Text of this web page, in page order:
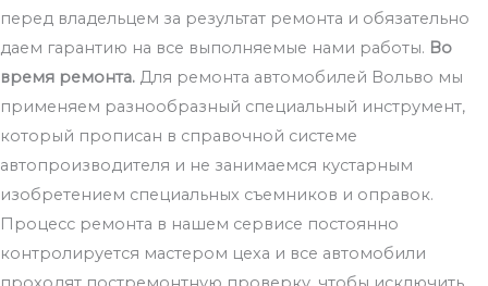
перед владельцем за результат ремонта и обязательно
даем гарантию на все выполняемые нами работы. Во
время ремонта. Для ремонта автомобилей Вольво мы
применяем разнообразный специальный инструмент,
который прописан в справочной системе
автопроизводителя и не занимаемся кустарным
изобретением специальных съемников и оправок.
Процесс ремонта в нашем сервисе постоянно
контролируется мастером цеха и все автомобили